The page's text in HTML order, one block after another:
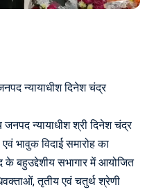
न्यायाधीश दिनेश चंद्र
न्यायाधीश श्री दिनेश चंद्र
भावुक विदाई समारोह का
बहुउद्देशीय सभागार में आयोजित
तृतीय एवं चतुर्थ श्रेणी